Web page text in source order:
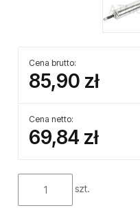
Cena brutto:
85,90 zł
Cena netto:
69,84 zł
szt.